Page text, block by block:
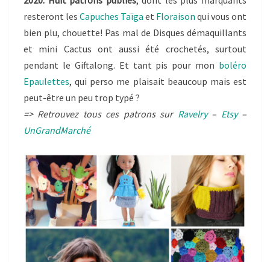
resteront les Capuches Taïga et Floraison qui vous ont
bien plu, chouette! Pas mal de Disques démaquillants
et mini Cactus ont aussi été crochetés, surtout
pendant le Giftalong. Et tant pis pour mon boléro
Epaulettes, qui perso me plaisait beaucoup mais est
peut-être un peu trop typé ?
=> Retrouvez tous ces patrons sur Ravelry– Etsy–
UnGrandMarché